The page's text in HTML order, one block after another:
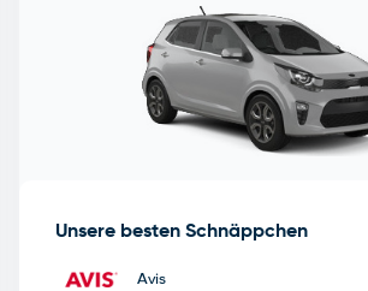
Unsere besten Schnäppchen
Avis